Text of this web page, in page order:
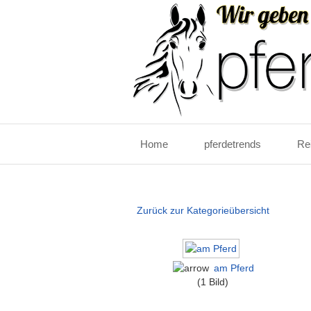
Home pferdetrends
Zurück zur Kategorieübersicht
am Pferd
(1 Bild)